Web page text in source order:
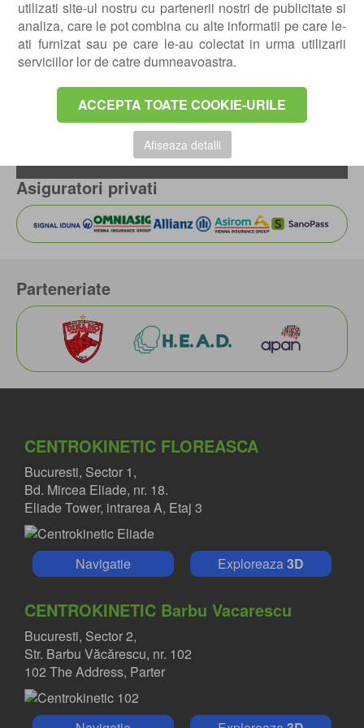
utilizati site-ul nostru cu partenerii nostri de publicitate si
analiza, care le pot combina cu alte informatii pe care le-
ati furnizat sau pe care le-au colectat in urma utilizarii
serviciilor lor de catre dumneavoastra.
ACCEPTA TOATE COOKIE-URILE
Afiseaza detalii
domenii conexe pentru a stabili cea mai eficienta
strategie de tratament. Prin expertiza sa si accesul la
tehnologii moderne, Dr. Palii isi ghideaza pacientii spre
recuperare, avand mereu in vedere calitatea vietii
acestora.
Servicii
Asiguratori privati
Parteneriate
CENTROKINETIC FLOREASCA
Bucuresti, Sector 1,
Bd. Mircea Eliade, nr. 18.
Eliade Tower, intrarea A, Etaj 3
Navigatie Exploreaza3D
CENTROKINETIC Barbu Vacarescu
Bucuresti, Sector 2,
Str. Barbu Văcărescu, nr. 102
102 The Address, Parter